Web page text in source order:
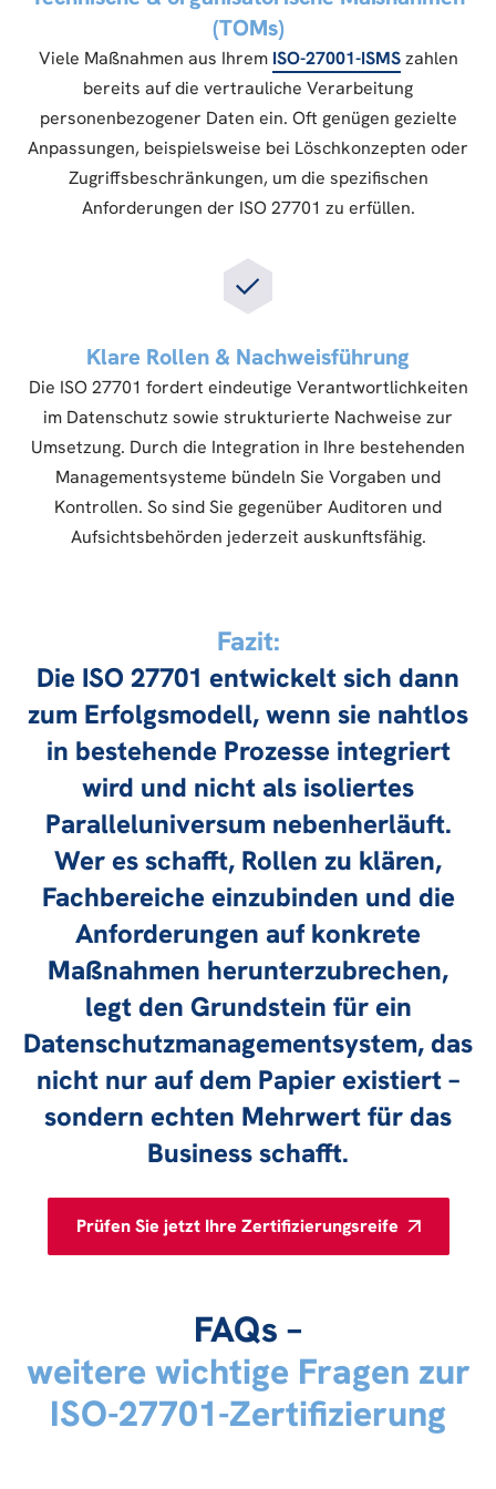
(TOMs)
Viele Maßnahmen aus Ihrem ISO-27001-ISMSzahlen
bereits auf die vertrauliche Verarbeitung
personenbezogener Daten ein. Oft genügen gezielte
Anpassungen, beispielsweise bei Löschkonzepten oder
Zugriffsbeschränkungen, um die spezifischen
Anforderungen der ISO 27701 zu erfüllen.
Klare Rollen & Nachweisführung
Die ISO 27701 fordert eindeutige Verantwortlichkeiten
im Datenschutz sowie strukturierte Nachweise zur
Umsetzung. Durch die Integration in Ihre bestehenden
Managementsysteme bündeln Sie Vorgaben und
Kontrollen. So sind Sie gegenüber Auditoren und
Aufsichtsbehörden jederzeit auskunftsfähig.
Fazit:
Die ISO 27701 entwickelt sich dann
zum Erfolgsmodell, wenn sie nahtlos
in bestehende Prozesse integriert
wird und nicht als isoliertes
Paralleluniversum nebenherläuft.
Wer es schafft, Rollen zu klären,
Fachbereiche einzubinden und die
Anforderungen auf konkrete
Maßnahmen herunterzubrechen,
legt den Grundstein für ein
Datenschutzmanagementsystem, das
nicht nur auf dem Papier existiert –
sondern echten Mehrwert für das
Business schafft.
Prüfen Sie jetzt Ihre Zertifizierungsreife
FAQs –
weitere wichtige Fragen zur
ISO-27701-Zertifizierung